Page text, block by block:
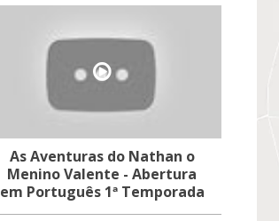
As Aventuras do Nathan o
Menino Valente - Abertura
em Português 1ª Temporada